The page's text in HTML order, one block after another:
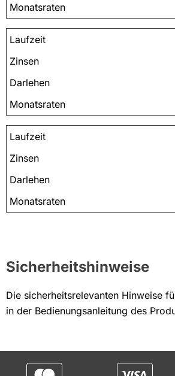
Sicherheitshinweise
Die sicherheitsrelevanten Hinweise
in der Bedienungsanleitung des